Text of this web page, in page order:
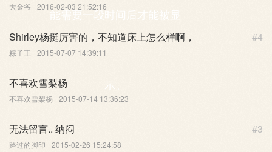
能需要一段时间后才能被显
示。
大金爷 2016-02-03 21:52:16
#4
Shirley杨挺厉害的，不知道床上怎么样啊，
粽子王 2015-07-07 14:39:11
不喜欢雪梨杨
不喜欢雪梨杨 2015-07-14 13:36:23
#3
无法留言.. 纳闷
路过的脚印 2015-02-26 15:24:58